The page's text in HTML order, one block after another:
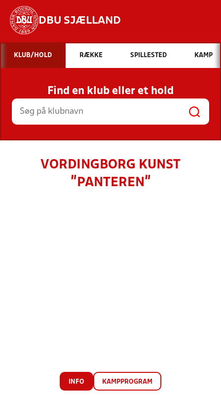
DBU SJÆLLAND
Hvad vil du søge efter?
INDHOLD OG NYHEDER
STILLINGER, RESULTATER, KLUBBER OG
HOLD
KLUB/HOLD RÆKKE SPILLESTED KAMP
Find en klub eller et hold
VORDINGBORG KUNST
"PANTEREN"
INFO KAMPPROGRAM